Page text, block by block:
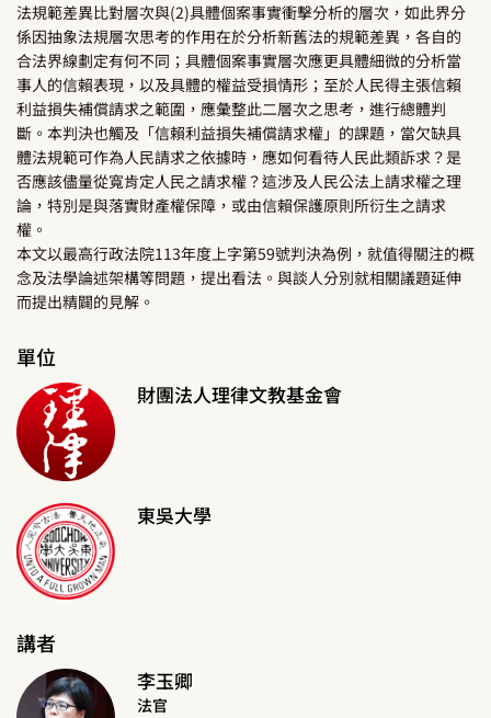
法規範差異比對層次與(2)具體個案事實衝擊分析的層次，如此界分
係因抽象法規層次思考的作用在於分析新舊法的規範差異，各自的
合法界線劃定有何不同；具體個案事實層次應更具體細微的分析當
事人的信賴表現，以及具體的權益受損情形；至於人民得主張信賴
利益損失補償請求之範圍，應彙整此二層次之思考，進行總體判
斷。本判決也觸及「信賴利益損失補償請求權」的課題，當欠缺具
體法規範可作為人民請求之依據時，應如何看待人民此類訴求？是
否應該儘量從寬肯定人民之請求權？這涉及人民公法上請求權之理
論，特別是與落實財產權保障，或由信賴保護原則所衍生之請求
權。
本文以最高行政法院113年度上字第59號判決為例，就值得關注的概
念及法學論述架構等問題，提出看法。與談人分別就相關議題延伸
而提出精闢的見解。
單位
財團法人理律文教基金會
東吳大學
講者
李玉卿
法官